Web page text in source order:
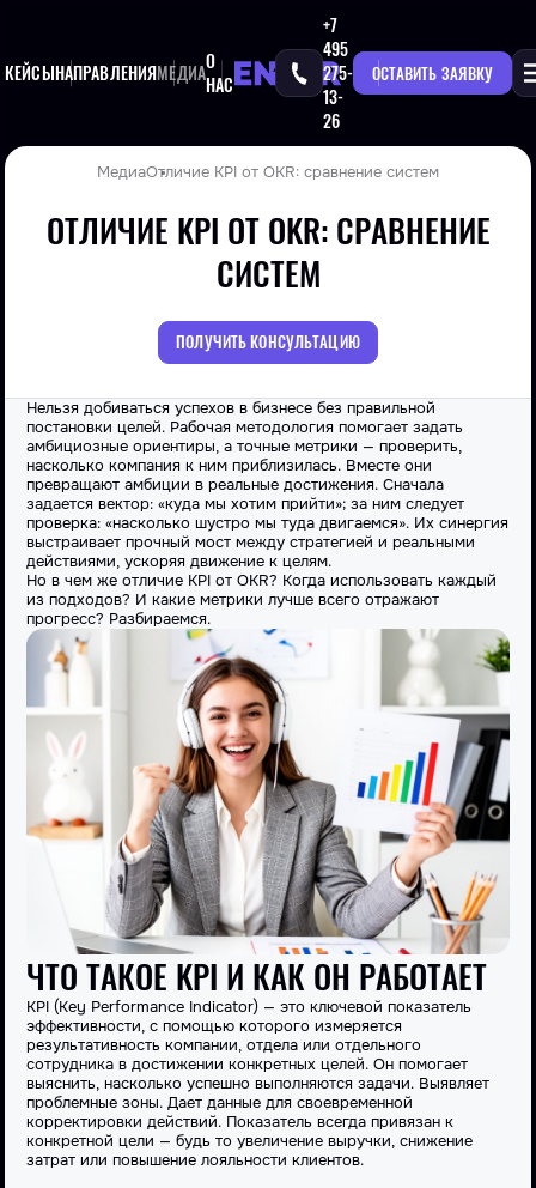
КЕЙСЫНАПРАВЛЕНИЯМЕДИАО
НАС
+7
495
275-
13-
26
ОСТАВИТЬ ЗАЯВКУ
МедиаОтличие KPI от OKR: сравнение систем
ОТЛИЧИЕ KPI ОТ OKR: СРАВНЕНИЕ
СИСТЕМ
ПОЛУЧИТЬ КОНСУЛЬТАЦИЮ
Нельзя добиваться успехов в бизнесе без правильной
постановки целей. Рабочая методология помогает задать
амбициозные ориентиры, а точные метрики — проверить,
насколько компания к ним приблизилась. Вместе они
превращают амбиции в реальные достижения. Сначала
задается вектор: «куда мы хотим прийти»; за ним следует
проверка: «насколько шустро мы туда двигаемся». Их синергия
выстраивает прочный мост между стратегией и реальными
действиями, ускоряя движение к целям.
Но в чем же отличие KPI от OKR? Когда использовать каждый
из подходов? И какие метрики лучше всего отражают
прогресс? Разбираемся.
ЧТО ТАКОЕ KPI И КАК ОН РАБОТАЕТ
KPI (Key Performance Indicator) — это ключевой показатель
эффективности, с помощью которого измеряется
результативность компании, отдела или отдельного
сотрудника в достижении конкретных целей. Он помогает
выяснить, насколько успешно выполняются задачи. Выявляет
проблемные зоны. Дает данные для своевременной
корректировки действий. Показатель всегда привязан к
конкретной цели — будь то увеличение выручки, снижение
затрат или повышение лояльности клиентов.